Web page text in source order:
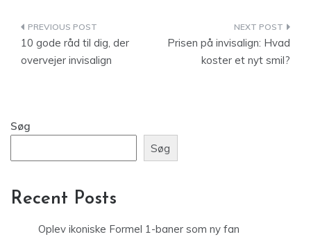
Indlægsnavigation
10 gode råd til dig, der
overvejer invisalign
Prisen på invisalign: Hvad
koster et nyt smil?
Søg
Søg
Recent Posts
Oplev ikoniske Formel 1-baner som ny fan